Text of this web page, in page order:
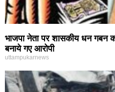
भाजपा नेता पर शासकीय धन गबन
बनाये गए आरोपी
uttampukarnews